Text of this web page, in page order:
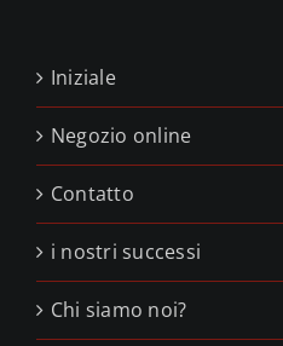
Iniziale
Negozio online
Contatto
i nostri successi
Chi siamo noi?